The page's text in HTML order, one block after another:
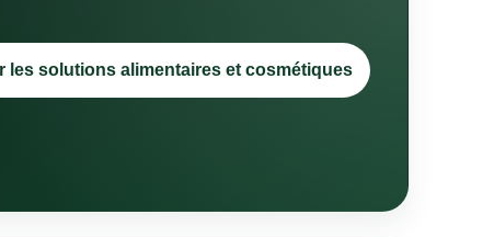
les solutions alimentaires et cosmétiques